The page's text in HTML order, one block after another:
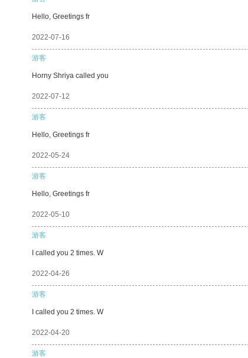
Hello, Greetings fr
2022-07-16
游客
Horny Shriya called you
2022-07-12
游客
Hello, Greetings fr
2022-05-24
游客
Hello, Greetings fr
2022-05-10
游客
I called you 2 times. W
2022-04-26
游客
I called you 2 times. W
2022-04-20
游客